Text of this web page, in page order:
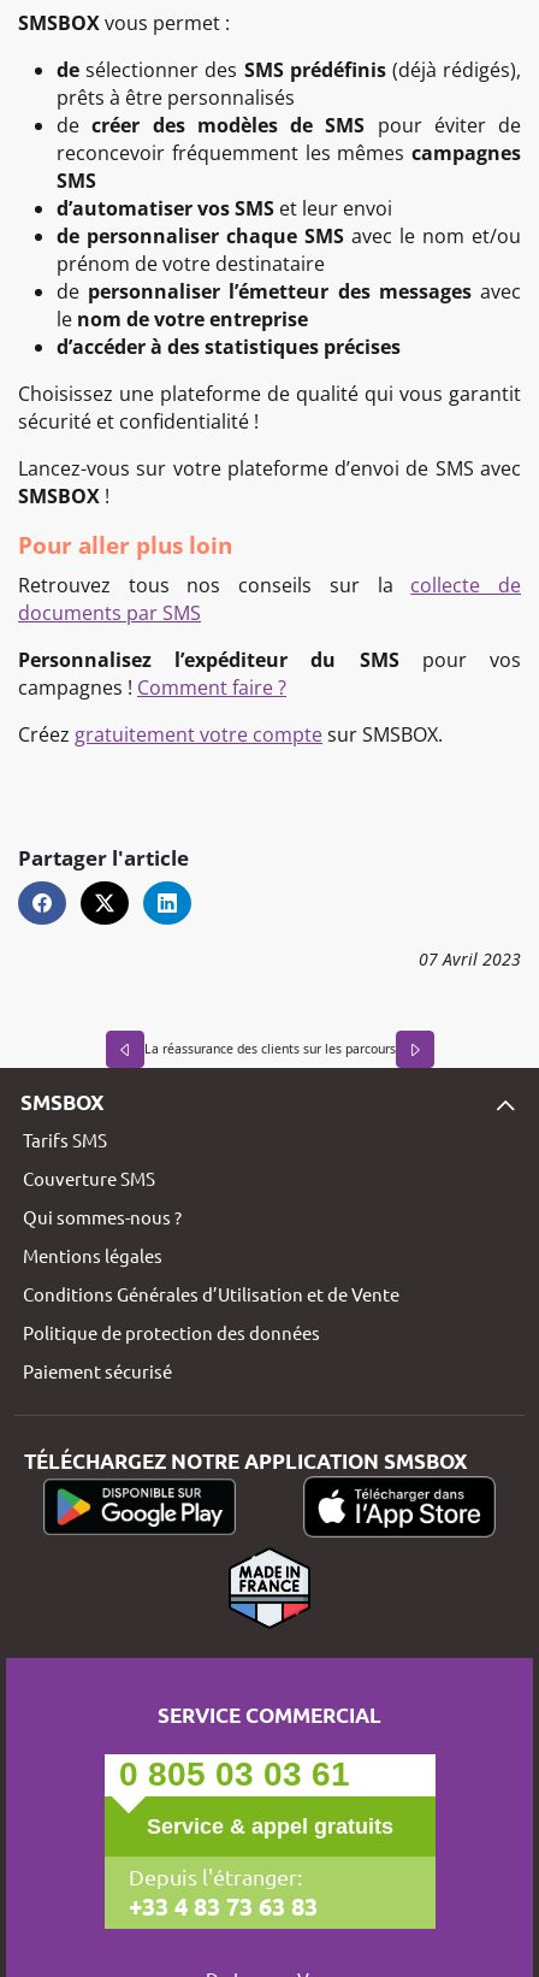
SMSBOXvous permet :
desélectionner des SMS prédéfinis(déjà rédigés),
prêts à être personnalisés
decréer des modèles de SMS pour éviter de
reconcevoir fréquemment les mêmes campagnes
SMS
d’automatiser vos SMS et leur envoi
de personnaliser chaque SMS avec le nom et/ou
prénom de votre destinataire
de personnaliser l’émetteur des messagesavec
le nom de votre entreprise
d’accéder à des statistiques précises
Choisissez une plateforme de qualité qui vous garantit
sécurité et confidentialité !
Lancez-vous sur votre plateforme d’envoi de SMS avec
SMSBOX !
Pour aller plus loin
Retrouvez tous nos conseils sur la collecte de
documents par SMS
Personnalisez l’expéditeur du SMSpour vos
campagnes ! Comment faire ?
Créez gratuitement votre comptesur SMSBOX.
Partager l'article
07 Avril 2023
La réassurance des clients sur les parcours
SMSBOX
Tarifs SMS
Couverture SMS
Qui sommes-nous ?
Mentions légales
Conditions Générales d’Utilisation et de Vente
Politique de protection des données
Paiement sécurisé
TÉLÉCHARGEZ NOTRE APPLICATION SMSBOX
SERVICE COMMERCIAL
0 805 03 03 61
Service & appel gratuits
Depuis l'étranger:
+33 4 83 73 63 83